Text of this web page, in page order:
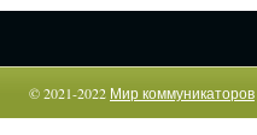
© 2021-2022 Мир коммуникаторов